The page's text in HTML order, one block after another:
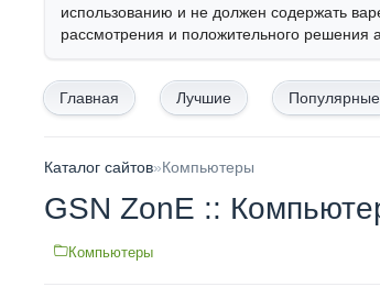
использованию и не должен содержать
рассмотрения и положительного решения
Главная Лучшие Популярные
Каталог сайтов»Компьютеры
GSN ZonE ::
Компьютеры